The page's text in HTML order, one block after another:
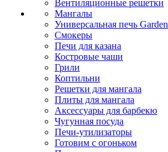
Вентиляционные решетки
Мангалы
Универсальная печь Garden
Смокеры
Печи для казана
Костровые чаши
Грили
Коптильни
Решетки для мангала
Плиты для мангала
Аксессуары для барбекю
Чугунная посуда
Печи-утилизаторы
Готовим с огоньком